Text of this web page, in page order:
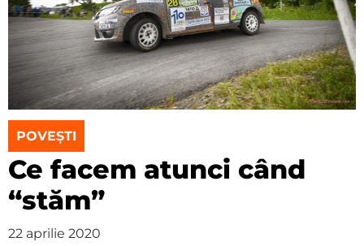
POVEȘTI
Ce facem atunci când
“stăm”
22 aprilie 2020